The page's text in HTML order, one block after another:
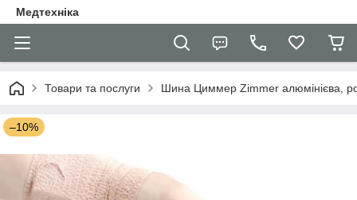
Медтехніка
Товари та послуги Шина Циммер Zimmer алюмінієва,
–10%